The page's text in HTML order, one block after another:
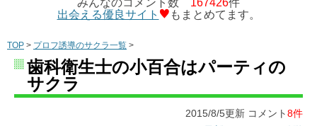
みんなのコメント数 167426件
出会える優良サイト
もまとめてます。
TOP > プロフ誘導のサクラ一覧 >
歯科衛生士の小百合はパーティの
サクラ
2015/8/5更新 コメント8件